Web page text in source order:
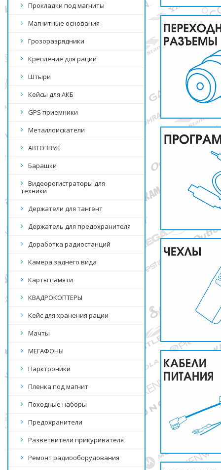
Прокладки под магниты
Магнитные основания
Грозоразрядники
Крепление для рации
Штыри
Кейсы для АКБ
GPS приемники
Металлоискатели
АВТОЗВУК
Барашки
Видеорегистраторы для
техники
Держатели для тангент
Держатель для предохранителя
Доработка радиостанций
Камера заднего вида
Карты памяти
КВАДРОКОПТЕРЫ
Кейс для хранения рации
Мачты
МЕГАФОНЫ
Парктроники
Пленка под магнит
Походные наборы
Предохранители
Разветвители прикуривателя
Ремонт радиооборудования